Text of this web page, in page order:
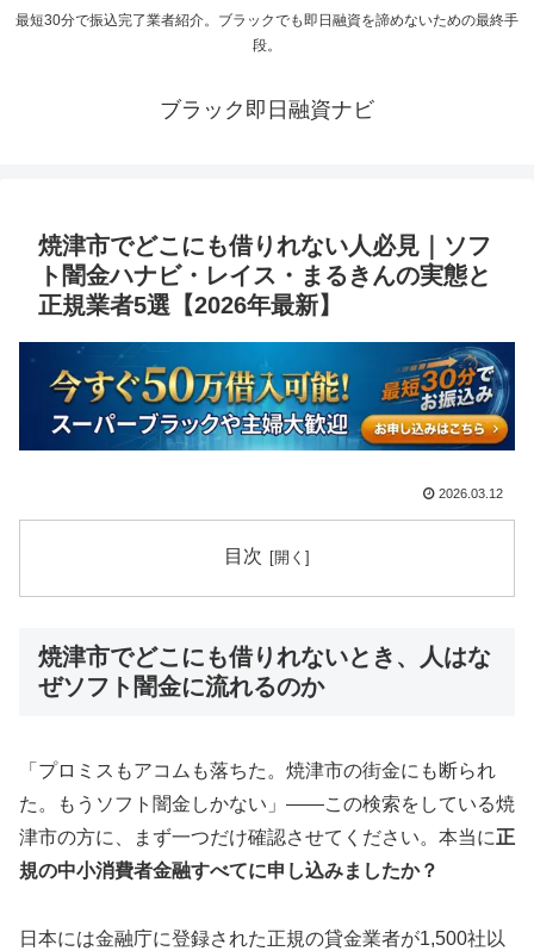
最短30分で振込完了業者紹介。ブラックでも即日融資を諦めないための最終手
段。
ブラック即日融資ナビ
焼津市でどこにも借りれない人必見｜ソフ
ト闇金ハナビ・レイス・まるきんの実態と
正規業者5選【2026年最新】
2026.03.12
目次
焼津市でどこにも借りれないとき、人はな
ぜソフト闇金に流れるのか
「プロミスもアコムも落ちた。焼津市の街金にも断られ
た。もうソフト闇金しかない」——この検索をしている焼
津市の方に、まず一つだけ確認させてください。本当に正
規の中小消費者金融すべてに申し込みましたか？
日本には金融庁に登録された正規の貸金業者が1,500社以